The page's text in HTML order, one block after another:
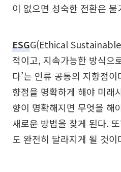
이 없으면 성숙한 전환은 불
ESGG(Ethical
적이고, 지속가능한 방식으
다’는 인류 공통의 지향점
향점을 명확하게 해야 미래
향이 명확해지면 무엇을 해
새로운 방법을 찾게 된다.
도 완전히 달라지게 될 것이